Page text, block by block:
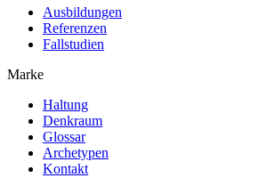
Ausbildungen
Referenzen
Fallstudien
Marke
Haltung
Denkraum
Glossar
Archetypen
Kontakt